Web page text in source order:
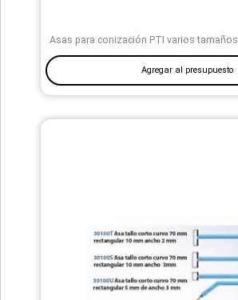
Asas para conización PTI varios tamaños
Agregar al presupuesto